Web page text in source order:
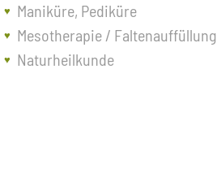
Maniküre, Pediküre
Mesotherapie / Faltenauffüllung
Naturheilkunde